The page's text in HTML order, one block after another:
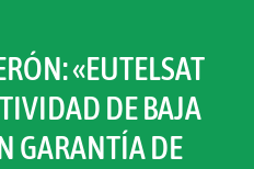
«EUTELSAT
DE BAJA
GARANTÍA DE